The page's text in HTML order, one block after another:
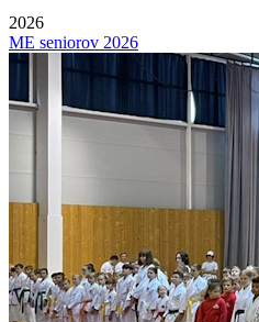
2026
ME seniorov 2026